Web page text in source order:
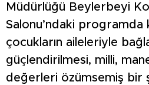
Müdürlüğü Beylerbeyi
Salonu’ndaki programda
çocukların aileleriyle
güçlendirilmesi, milli,
değerleri özümsemiş bir